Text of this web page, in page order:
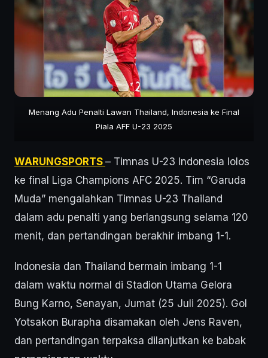
Menang Adu Penalti Lawan Thailand, Indonesia ke Final
Piala AFF U-23 2025
WARUNGSPORTS – Timnas U-23 Indonesia lolos
ke final Liga Champions AFC 2025. Tim “Garuda
Muda” mengalahkan Timnas U-23 Thailand
dalam adu penalti yang berlangsung selama 120
menit, dan pertandingan berakhir imbang 1-1.
Indonesia dan Thailand bermain imbang 1-1
dalam waktu normal di Stadion Utama Gelora
Bung Karno, Senayan, Jumat (25 Juli 2025). Gol
Yotsakon Burapha disamakan oleh Jens Raven,
dan pertandingan terpaksa dilanjutkan ke babak